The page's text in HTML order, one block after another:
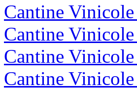
Cantine
Cantine
Cantine
Cantine